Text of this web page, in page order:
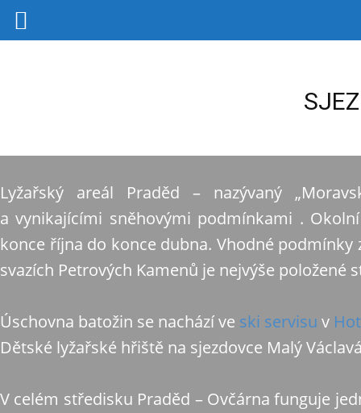
Lyžařský areál Praděd – nazývaný
a vynikajícími sněhovými podmínkami .
konce října do konce dubna. Vhodné
svazích Petrových Kamenů je nejvýše položené
Úschovna batožin se nachází ve ski servisu v
Dětské lyžařské hřiště na sjezdovce Malý
V celém středisku Praděd – Ovčárna funguje